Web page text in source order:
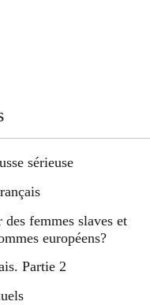
sérieuse
femmes slaves et
européens?
Partie 2